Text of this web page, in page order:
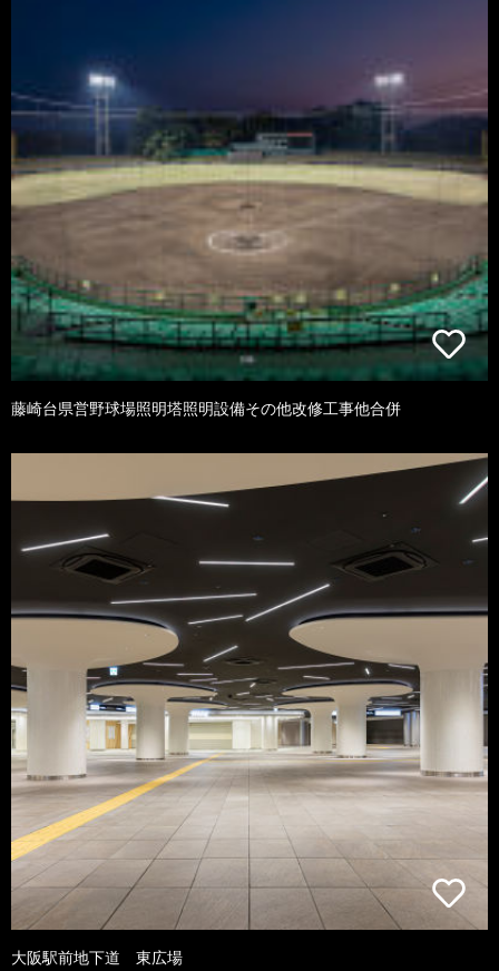
藤崎台県営野球場照明塔照明設備その他改修工事他合併
大阪駅前地下道 東広場